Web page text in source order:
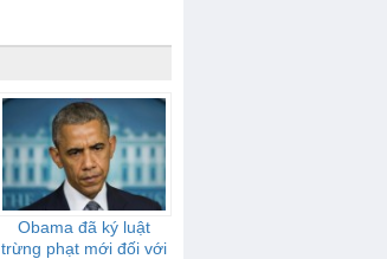
Obama đã ký luật
trừng phạt mới đối với